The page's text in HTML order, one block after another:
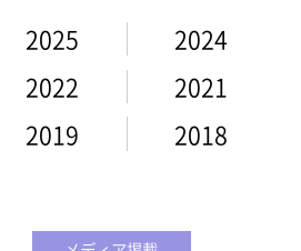
2025
2024
2022
2021
2019 2018